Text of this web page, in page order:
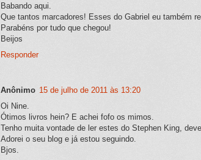
Babando aqui.
Que tantos marcadores! Esses do Gabriel eu também
Parabéns por tudo que chegou!
Beijos
Responder
Anônimo 15 de julho de 2011 às 13:20
Oi Nine.
Ótimos livros hein? E achei fofo os mimos.
Tenho muita vontade de ler estes do Stephen King,
Adorei o seu blog e já estou seguindo.
Bjos.